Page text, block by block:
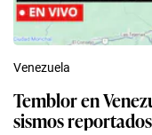
Venezuela
Temblor en
sismos